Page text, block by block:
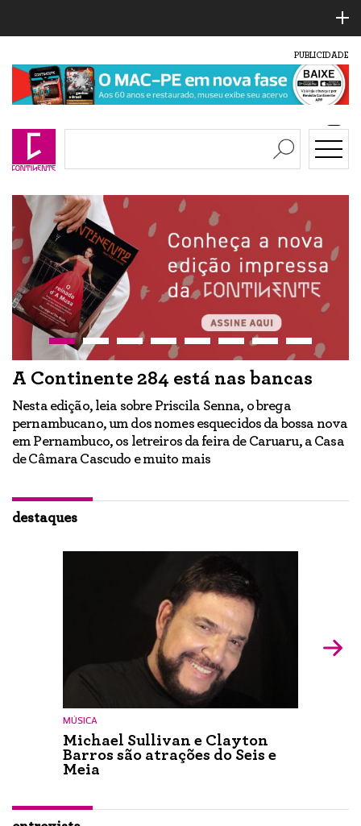
PUBLICIDADE
A Continente 284 está nas bancas
Nesta edição, leia sobre Priscila Senna, o brega
pernambucano, um dos nomes esquecidos da bossa nova
em Pernambuco, os letreiros da feira de Caruaru, a Casa
de Câmara Cascudo e muito mais
destaques
MÚSICA
Michael Sullivan e Clayton
Barros são atrações do Seis e
Meia